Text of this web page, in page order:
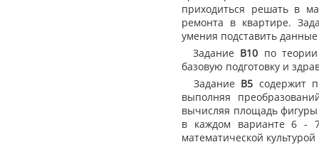
приходиться решать в
ремонта в квартире.
умения подставить
Задание В10 по
базовую подготовку и
Задание В5 содержит
выполняя
вычисляя площадь
в каждом варианте 6 -
математической